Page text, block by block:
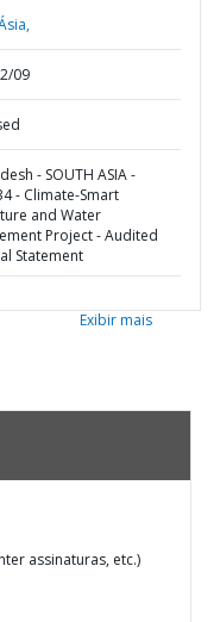
09
- SOUTH ASIA -
- Climate-Smart
and Water
Project - Audited
Statement
Exibir mais
assinaturas, etc.)